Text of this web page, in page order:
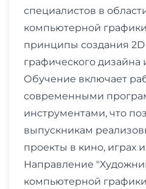
специалистов в
компьютерной
принципы создания
графического дизайна
Обучение включает
современными
инструментами, что
выпускникам
проекты в кино, играх
Направление
компьютерной